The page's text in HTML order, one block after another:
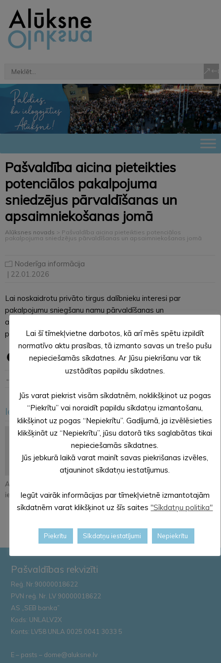
Pašvaldība aicina pieteikties
potenciālos pakalpojuma
sniedzējus pārvaldīšanas un
apsaimniekošanas jomā
Alūksnes novads > Pašvaldība aicina pieteikties potenciālos
pakalpojuma sniedzējus pārvaldīšanas un apsaimniekošanas jomā
Noderīga informācija
| 22.01.2026
Lai noskaidrotu privāto tirgus dalībnieku interesi par
pakalpojumu sniegšanu namu pārvaldīšanas un
apsaimniekošanas jomā, pašvaldība aicina potenciālos
pakalpojuma sniedzējus iepazīties ar uzaicinājumu:ŠEIT.
← Iepriekšējā ziņa
Iesakām arī šo
Atjaunos Melleņkalna
ielas segumu
par Kopienu svētku
iniciatīvu!
orientēšanās
apmācība
Pašvaldības rekvizīti
Reģ. Nr.90000018622
PVN reģ. Nr. LV 90000018622
AS „SEB banka”
Kods: UNLALV2X
Konts: LV58 UNLA 0025 0041 3033 5
E – pasts – dome@aluksne.lv
Lai šī tīmekļvietne darbotos, kā arī mēs spētu izpildīt
normatīvo aktu prasības, tā izmanto savas un trešo pušu
nepieciešamās sīkdatnes. Ar Jūsu piekrišanu var tik
uzstādītas papildu sīkdatnes.
Jūs varat piekrist visām sīkdatnēm, noklikšķinot uz pogas
“Piekrītu” vai noraidīt papildu sīkdatņu izmantošanu,
klikšķinot uz pogas “Nepiekrītu”. Gadījumā, ja izvēlēsieties
klikšķināt uz “Nepiekrītu”, jūsu datorā tiks saglabātas tikai
nepieciešamās sīkdatnes.
Jūs jebkurā laikā varat mainīt savas piekrišanas izvēles,
atjauninot sīkdatņu iestatījumus.
Iegūt vairāk informācijas par tīmekļvietnē izmantotajām
sīkdatnēm varat klikšķinot uz šīs saites "Sīkdatņu politika"
Piekrītu Sīkdatņu iestatījumi Nepiekrītu